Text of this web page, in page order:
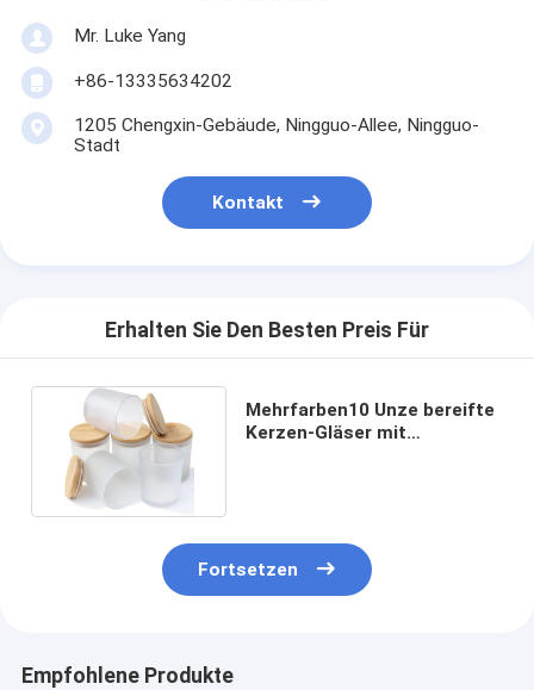
Mr. Luke Yang
+86-13335634202
1205 Chengxin-Gebäude, Ningguo-Allee, Ningguo-
Stadt
Kontakt
Erhalten Sie Den Besten Preis Für
Mehrfarben10 Unze bereifte
Kerzen-Gläser mit
Fortsetzen
Empfohlene Produkte